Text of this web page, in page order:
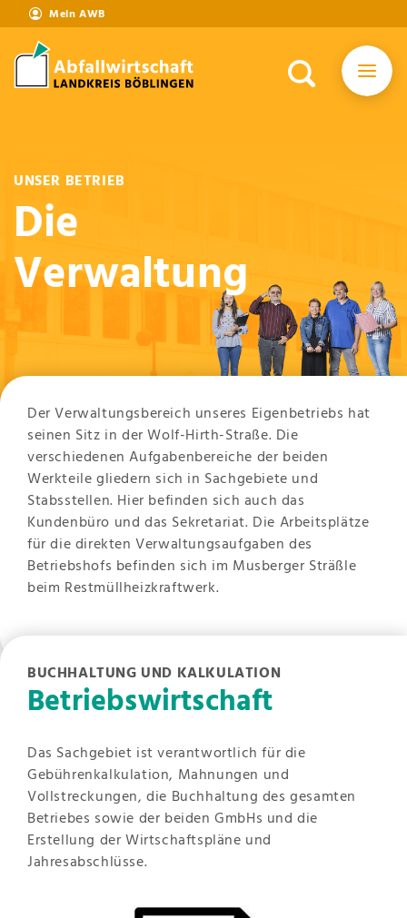
Mein AWB
UNSER BETRIEB
Die
Verwaltung
Der Verwaltungsbereich unseres Eigenbetriebs hat
seinen Sitz in der Wolf-Hirth-Straße. Die
verschiedenen Aufgabenbereiche der beiden
Werkteile gliedern sich in Sachgebiete und
Stabsstellen. Hier befinden sich auch das
Kundenbüro und das Sekretariat. Die Arbeitsplätze
für die direkten Verwaltungsaufgaben des
Betriebshofs befinden sich im Musberger Sträßle
beim Restmüllheizkraftwerk.
BUCHHALTUNG UND KALKULATION
Betriebswirtschaft
Das Sachgebiet ist verantwortlich für die
Gebührenkalkulation, Mahnungen und
Vollstreckungen, die Buchhaltung des gesamten
Betriebes sowie der beiden GmbHs und die
Erstellung der Wirtschaftspläne und
Jahresabschlüsse.